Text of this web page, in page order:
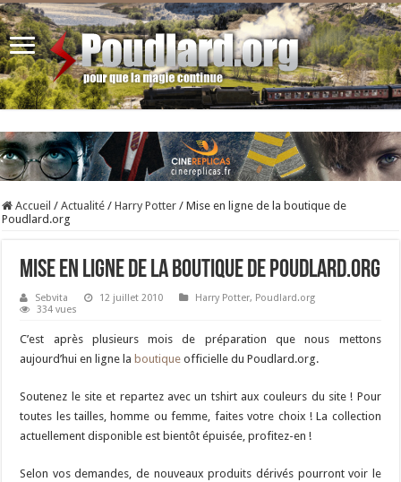
Accueil / Actualité / Harry Potter / Mise en ligne de la boutique de
Poudlard.org
Mise en ligne de la boutique de Poudlard.org
Sebvita 12 juillet 2010 Harry Potter, Poudlard.org
334 vues
C’est après plusieurs mois de préparation que nous mettons
aujourd’hui en ligne la boutique officielle du Poudlard.org.
Soutenez le site et repartez avec un tshirt aux couleurs du site ! Pour
toutes les tailles, homme ou femme, faites votre choix ! La collection
actuellement disponible est bientôt épuisée, profitez-en !
Selon vos demandes, de nouveaux produits dérivés pourront voir le